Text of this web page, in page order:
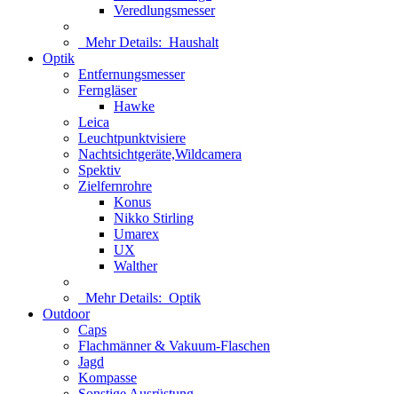
Veredlungsmesser
Mehr Details: Haushalt
Optik
Entfernungsmesser
Ferngläser
Hawke
Leica
Leuchtpunktvisiere
Nachtsichtgeräte,Wildcamera
Spektiv
Zielfernrohre
Konus
Nikko Stirling
Umarex
UX
Walther
Mehr Details: Optik
Outdoor
Caps
Flachmänner & Vakuum-Flaschen
Jagd
Kompasse